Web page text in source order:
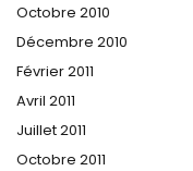
Octobre 2010
Décembre 2010
Février 2011
Avril 2011
Juillet 2011
Octobre 2011